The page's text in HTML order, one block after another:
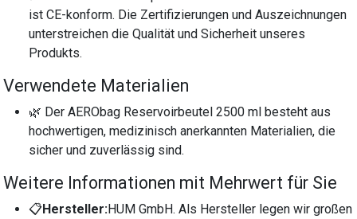
ist CE-konform. Die Zertifizierungen und Auszeichnungen
unterstreichen die Qualität und Sicherheit unseres
Produkts.
Verwendete Materialien
🌿 Der AERObag Reservoirbeutel 2500 ml besteht aus
hochwertigen, medizinisch anerkannten Materialien, die
sicher und zuverlässig sind.
Weitere Informationen mit Mehrwert für Sie
📋Hersteller:HUM GmbH. Als Hersteller legen wir großen